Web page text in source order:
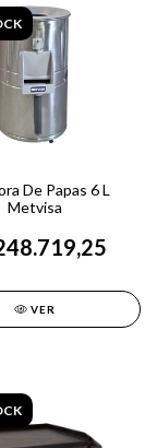
De Papas 6 L
Metvisa
VER